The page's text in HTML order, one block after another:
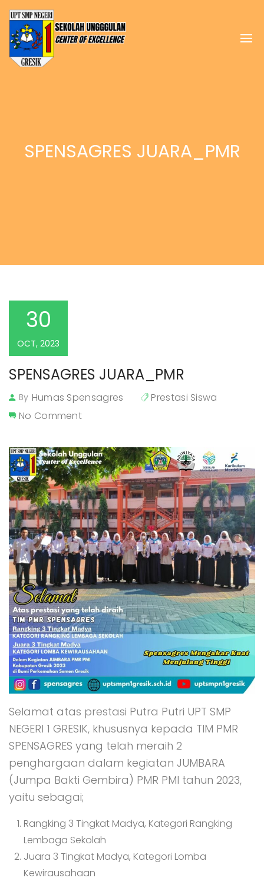
SPENSAGRES JUARA_PMR
SPENSAGRES JUARA_PMR
By Humas Spensagres
Prestasi Siswa
No Comment
30
OCT, 2023
Selamat atas prestasi Putra Putri UPT SMP
NEGERI 1 GRESIK, khususnya kepada TIM PMR
SPENSAGRES yang telah meraih 2
penghargaan dalam kegiatan JUMBARA
(Jumpa Bakti Gembira) PMR PMI tahun 2023,
yaitu sebagai;
Rangking 3 Tingkat Madya, Kategori Rangking
Lembaga Sekolah
Juara 3 Tingkat Madya, Kategori Lomba
Kewirausahaan